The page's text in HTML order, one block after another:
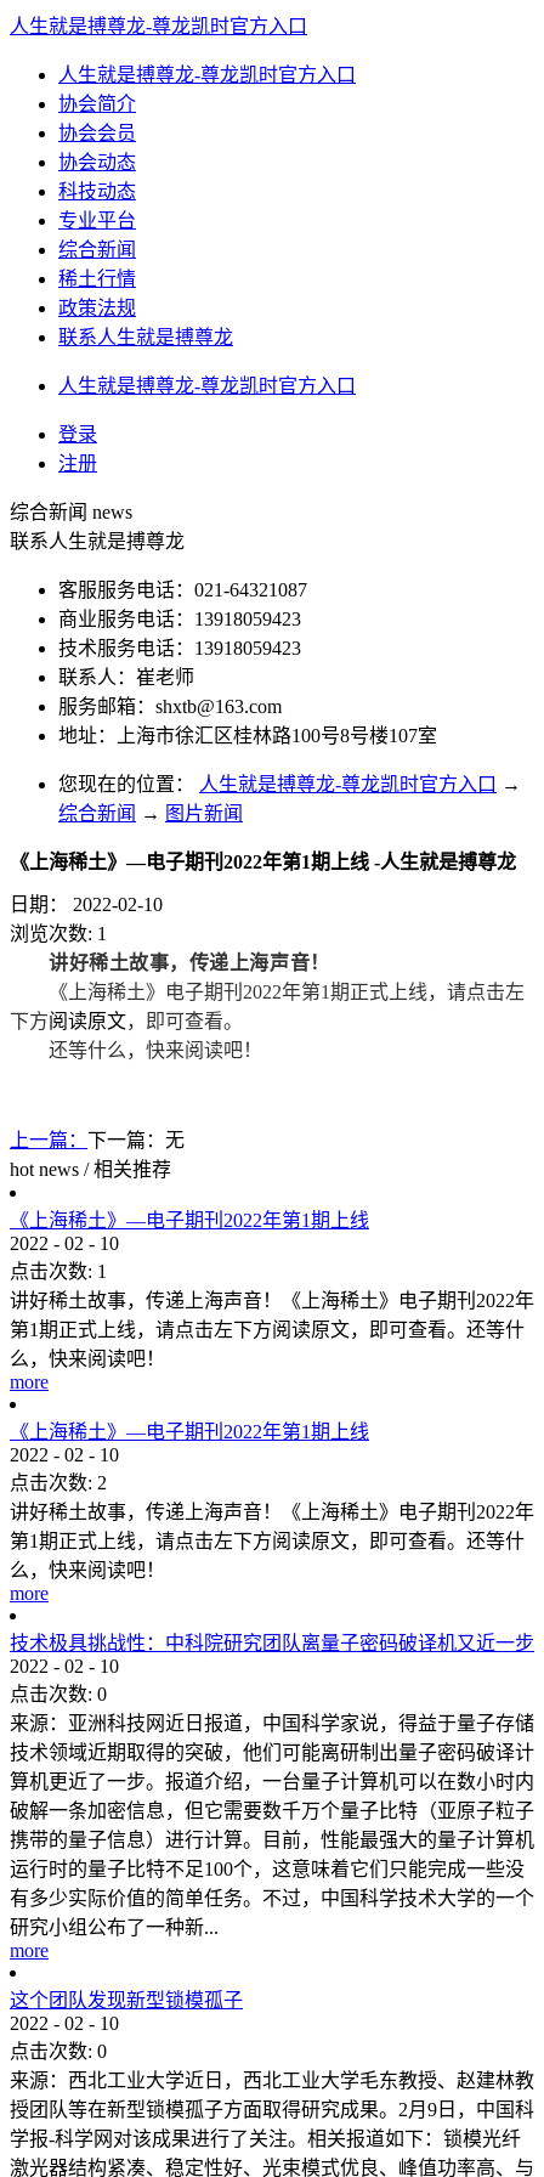
人生就是搏尊龙-尊龙凯时官方入口
人生就是搏尊龙-尊龙凯时官方入口
协会简介
协会会员
协会动态
科技动态
专业平台
综合新闻
稀土行情
政策法规
联系人生就是搏尊龙
人生就是搏尊龙-尊龙凯时官方入口
登录
注册
综合新闻 news
联系人生就是搏尊龙
客服服务电话：021-64321087
商业服务电话：13918059423
技术服务电话：13918059423
联系人：崔老师
服务邮箱： shxtb@163.com
地址：上海市徐汇区桂林路100号8号楼107室
您现在的位置： 人生就是搏尊龙-尊龙凯时官方入口 →
综合新闻 → 图片新闻
《上海稀土》—电子期刊2022年第1期上线 -人生就是搏尊龙
日期：
2022-02-10
浏览次数: 1
讲好稀土故事，传递上海声音！
《上海稀土》电子期刊2022年第1期正式上线，请点击左
下方阅读原文，即可查看。
还等什么，快来阅读吧！
上一篇： 下一篇：无
hot news / 相关推荐
《上海稀土》—电子期刊2022年第1期上线
2022 - 02 - 10
点击次数: 1
讲好稀土故事，传递上海声音！《上海稀土》电子期刊2022年
第1期正式上线，请点击左下方阅读原文，即可查看。还等什
么，快来阅读吧！
more
《上海稀土》—电子期刊2022年第1期上线
2022 - 02 - 10
点击次数: 2
讲好稀土故事，传递上海声音！《上海稀土》电子期刊2022年
第1期正式上线，请点击左下方阅读原文，即可查看。还等什
么，快来阅读吧！
more
技术极具挑战性：中科院研究团队离量子密码破译机又近一步
2022 - 02 - 10
点击次数: 0
来源：亚洲科技网近日报道，中国科学家说，得益于量子存储
技术领域近期取得的突破，他们可能离研制出量子密码破译计
算机更近了一步。报道介绍，一台量子计算机可以在数小时内
破解一条加密信息，但它需要数千万个量子比特（亚原子粒子
携带的量子信息）进行计算。目前，性能最强大的量子计算机
运行时的量子比特不足100个，这意味着它们只能完成一些没
有多少实际价值的简单任务。不过，中国科学技术大学的一个
研究小组公布了一种新...
more
这个团队发现新型锁模孤子
2022 - 02 - 10
点击次数: 0
来源：西北工业大学近日，西北工业大学毛东教授、赵建林教
授团队等在新型锁模孤子方面取得研究成果。2月9日，中国科
学报-科学网对该成果进行了关注。相关报道如下：锁模光纤
激光器结构紧凑、稳定性好、光束模式优良、峰值功率高、与